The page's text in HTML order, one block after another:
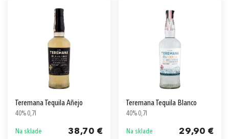
Teremana Tequila Añejo
40% 0,7l
Na sklade 38,70 €
Teremana Tequila Blanco
40% 0,7l
Na sklade 29,90 €